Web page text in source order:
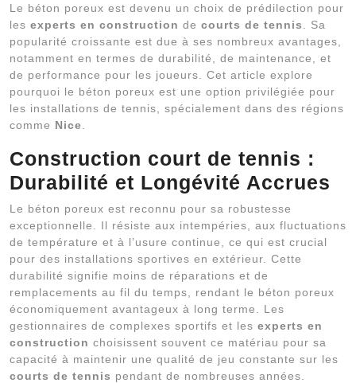
Le béton poreux est devenu un choix de prédilection pour
les experts en construction de courts de tennis
. Sa
popularité croissante est due à ses nombreux avantages,
notamment en termes de durabilité, de maintenance, et
de performance pour les joueurs. Cet article explore
pourquoi le béton poreux est une option privilégiée pour
les installations de tennis, spécialement dans des régions
comme Nice
Construction court de tennis :
Durabilité et Longévité Accrues
Le béton poreux est reconnu pour sa robustesse
exceptionnelle. Il résiste aux intempéries, aux fluctuations
de température et à l’usure continue, ce qui est crucial
pour des installations sportives en extérieur. Cette
durabilité signifie moins de réparations et de
remplacements au fil du temps, rendant le béton poreux
économiquement avantageux à long terme. Les
gestionnaires de complexes sportifs et les experts en
construction choisissent souvent ce matériau pour sa
capacité à maintenir une qualité de jeu constante sur les
courts de tennis pendant de nombreuses années.